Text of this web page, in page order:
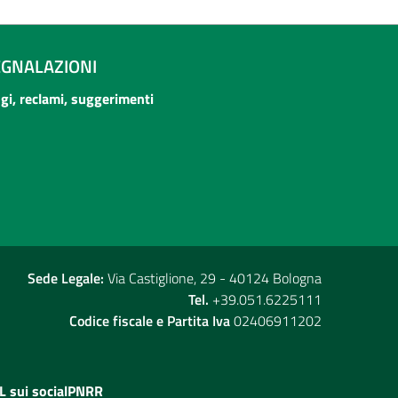
reclami, suggerimenti
Sede Legale: Via Castiglione, 29 - 40124 Bologna
Tel. +39.051.6225111
Codice fiscale e Partita Iva02406911202
sui socialPNRR